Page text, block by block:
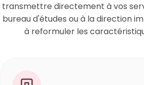
transmettre directement à vos
bureau d'études ou à la direction
à reformuler les